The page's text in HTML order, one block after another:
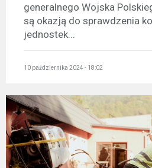
generalnego Wojska
są okazją do sprawdzenia
jednostek...
10 października 2024 - 18:02